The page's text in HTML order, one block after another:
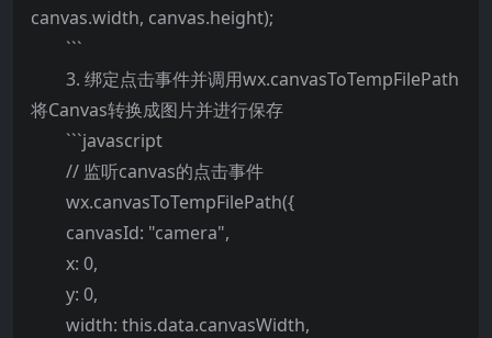
canvas.width, canvas.height);
```
3. 绑定点击事件并调用wx.canvasToTempFilePath
将Canvas转换成图片并进行保存
```javascript
// 监听canvas的点击事件
wx.canvasToTempFilePath({
canvasId: "camera",
x: 0,
y: 0,
width: this.data.canvasWidth,